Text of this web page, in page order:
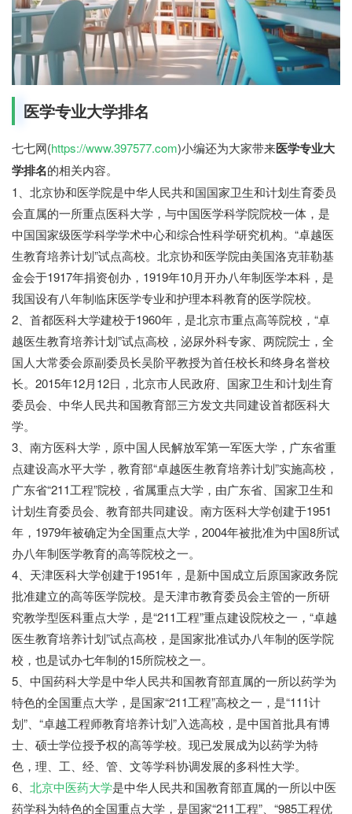
医学专业大学排名
七七网(https://www.397577.com)小编还为大家带来医学专业大
学排名的相关内容。
1、北京协和医学院是中华人民共和国国家卫生和计划生育委员
会直属的一所重点医科大学，与中国医学科学院院校一体，是
中国国家级医学科学学术中心和综合性科学研究机构。“卓越医
生教育培养计划”试点高校。北京协和医学院由美国洛克菲勒基
金会于1917年捐资创办，1919年10月开办八年制医学本科，是
我国设有八年制临床医学专业和护理本科教育的医学院校。
2、首都医科大学建校于1960年，是北京市重点高等院校，“卓
越医生教育培养计划”试点高校，泌尿外科专家、两院院士，全
国人大常委会原副委员长吴阶平教授为首任校长和终身名誉校
长。2015年12月12日，北京市人民政府、国家卫生和计划生育
委员会、中华人民共和国教育部三方发文共同建设首都医科大
学。
3、南方医科大学，原中国人民解放军第一军医大学，广东省重
点建设高水平大学，教育部“卓越医生教育培养计划”实施高校，
广东省“211工程”院校，省属重点大学，由广东省、国家卫生和
计划生育委员会、教育部共同建设。南方医科大学创建于1951
年，1979年被确定为全国重点大学，2004年被批准为中国8所试
办八年制医学教育的高等院校之一。
4、天津医科大学创建于1951年，是新中国成立后原国家政务院
批准建立的高等医学院校。是天津市教育委员会主管的一所研
究教学型医科重点大学，是“211工程”重点建设院校之一，“卓越
医生教育培养计划”试点高校，是国家批准试办八年制的医学院
校，也是试办七年制的15所院校之一。
5、中国药科大学是中华人民共和国教育部直属的一所以药学为
特色的全国重点大学，是国家“211工程”高校之一，是“111计
划”、“卓越工程师教育培养计划”入选高校，是中国首批具有博
士、硕士学位授予权的高等学校。现已发展成为以药学为特
色，理、工、经、管、文等学科协调发展的多科性大学。
6、 北京中医药大学是中华人民共和国教育部直属的一所以中医
药学科为特色的全国重点大学，是国家“211工程”、“985工程优